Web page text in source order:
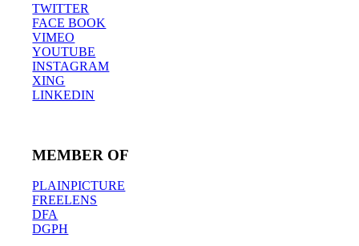
TWITTER
FACE BOOK
VIMEO
YOUTUBE
INSTAGRAM
XING
LINKEDIN
MEMBER OF
PLAINPICTURE
FREELENS
DFA
DGPH